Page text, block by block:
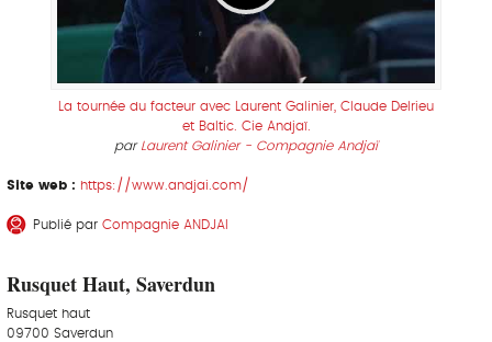
La tournée du facteur avec Laurent Galinier, Claude Delrieu
et Baltic. Cie Andjaï.
par Laurent Galinier - Compagnie Andjaï
Site web : https://www.andjai.com/
Publié par Compagnie ANDJAI
Rusquet Haut, Saverdun
Rusquet haut
09700 Saverdun